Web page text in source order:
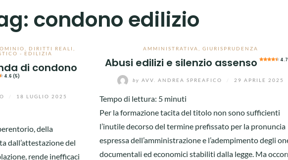
condono edilizio
DIRITTI REALI
- EDILIZIA
di condono
4.6 (5)
18 LUGLIO 2025
della
dall’attestazione del
rende inefficaci
AMMINISTRATIVA GIURISPRUDENZA
Abusi edilizi e silenzio assenso
by AVV. ANDREA SPREAFICO 29 APRILE 2025
Tempo di lettura: 5 minuti
Per la formazione tacita del titolo non sono sufficienti
l’inutile decorso del termine prefissato per la pronuncia
espressa dell’amministrazione e l’adempimento degli
documentali ed economici stabiliti dalla legge. Ma